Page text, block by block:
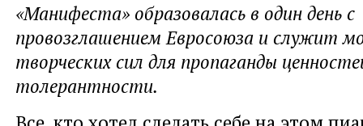
«Манифеста» образовалась в один день с
провозглашением Евросоюза и служит
творческих сил для пропаганды
толерантности.